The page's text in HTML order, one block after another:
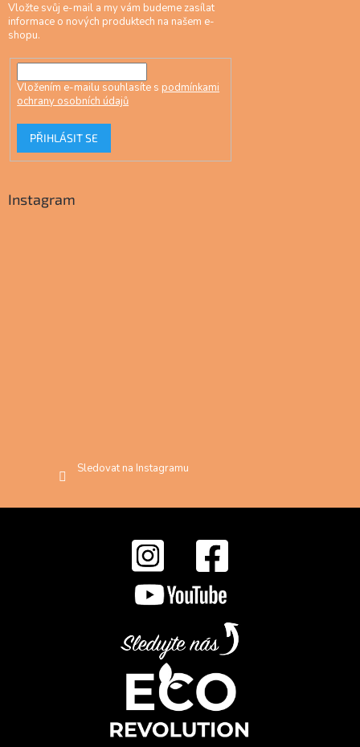
Vložte svůj e-mail a my vám budeme zasílat
informace o nových produktech na našem e-
shopu.
Vložením e-mailu souhlasíte s podmínkami
ochrany osobních údajů
PŘIHLÁSIT SE
Instagram
Sledovat na Instagramu